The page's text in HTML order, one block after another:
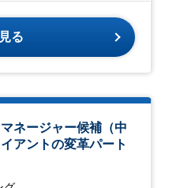
る
ネージャー候補（中
アントの変革パート